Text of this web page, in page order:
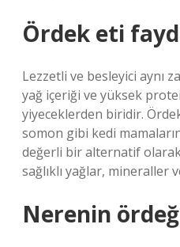
Ördek eti
Lezzetli ve besleyici aynı
yağ içeriği ve yüksek
yiyeceklerden biridir.
somon gibi kedi
değerli bir alternatif
sağlıklı yağlar, mineraller
Nerenin